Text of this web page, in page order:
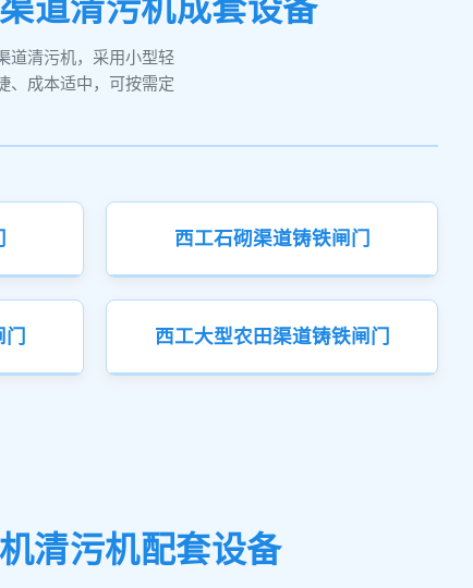
道清污机成套设备
道清污机，采用小型轻
、成本适中，可按需定
西工石砌渠道铸铁闸门
西工大型农田渠道铸铁闸门
清污机配套设备